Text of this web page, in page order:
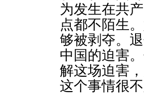
为发生在共
点都不陌生
够被剥夺。
中国的迫害
解这场迫害
这个事情很